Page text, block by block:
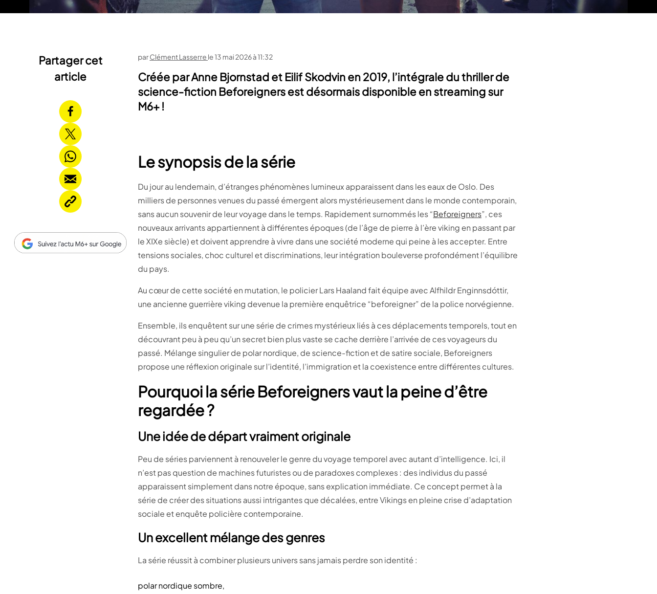
Partager cet
article
parClément Lasserre le13 mai 2026 à 11:32
Créée par Anne Bjornstad et Eilif Skodvin en 2019, l’intégrale du thriller de
science-fiction Beforeigners est désormais disponible en streaming sur
M6+ !
Le synopsis de la série
Du jour au lendemain, d’étranges phénomènes lumineux apparaissent dans les eaux de Oslo. Des
milliers de personnes venues du passé émergent alors mystérieusement dans le monde contemporain,
sans aucun souvenir de leur voyage dans le temps. Rapidement surnommés les “Beforeigners”, ces
nouveaux arrivants appartiennent à différentes époques (de l’âge de pierre à l’ère viking en passant par
le XIXe siècle) et doivent apprendre à vivre dans une société moderne qui peine à les accepter. Entre
tensions sociales, choc culturel et discriminations, leur intégration bouleverse profondément l’équilibre
du pays.
Au cœur de cette société en mutation, le policier Lars Haaland fait équipe avec Alfhildr Enginnsdóttir,
une ancienne guerrière viking devenue la première enquêtrice “beforeigner” de la police norvégienne.
Ensemble, ils enquêtent sur une série de crimes mystérieux liés à ces déplacements temporels, tout en
découvrant peu à peu qu’un secret bien plus vaste se cache derrière l’arrivée de ces voyageurs du
passé. Mélange singulier de polar nordique, de science-fiction et de satire sociale, Beforeigners
propose une réflexion originale sur l’identité, l’immigration et la coexistence entre différentes cultures.
Pourquoi la série Beforeigners vaut la peine d’être
regardée ?
Une idée de départ vraiment originale
Peu de séries parviennent à renouveler le genre du voyage temporel avec autant d’intelligence. Ici, il
n’est pas question de machines futuristes ou de paradoxes complexes : des individus du passé
apparaissent simplement dans notre époque, sans explication immédiate. Ce concept permet à la
série de créer des situations aussi intrigantes que décalées, entre Vikings en pleine crise d’adaptation
sociale et enquête policière contemporaine.
Un excellent mélange des genres
La série réussit à combiner plusieurs univers sans jamais perdre son identité :
polar nordique sombre,